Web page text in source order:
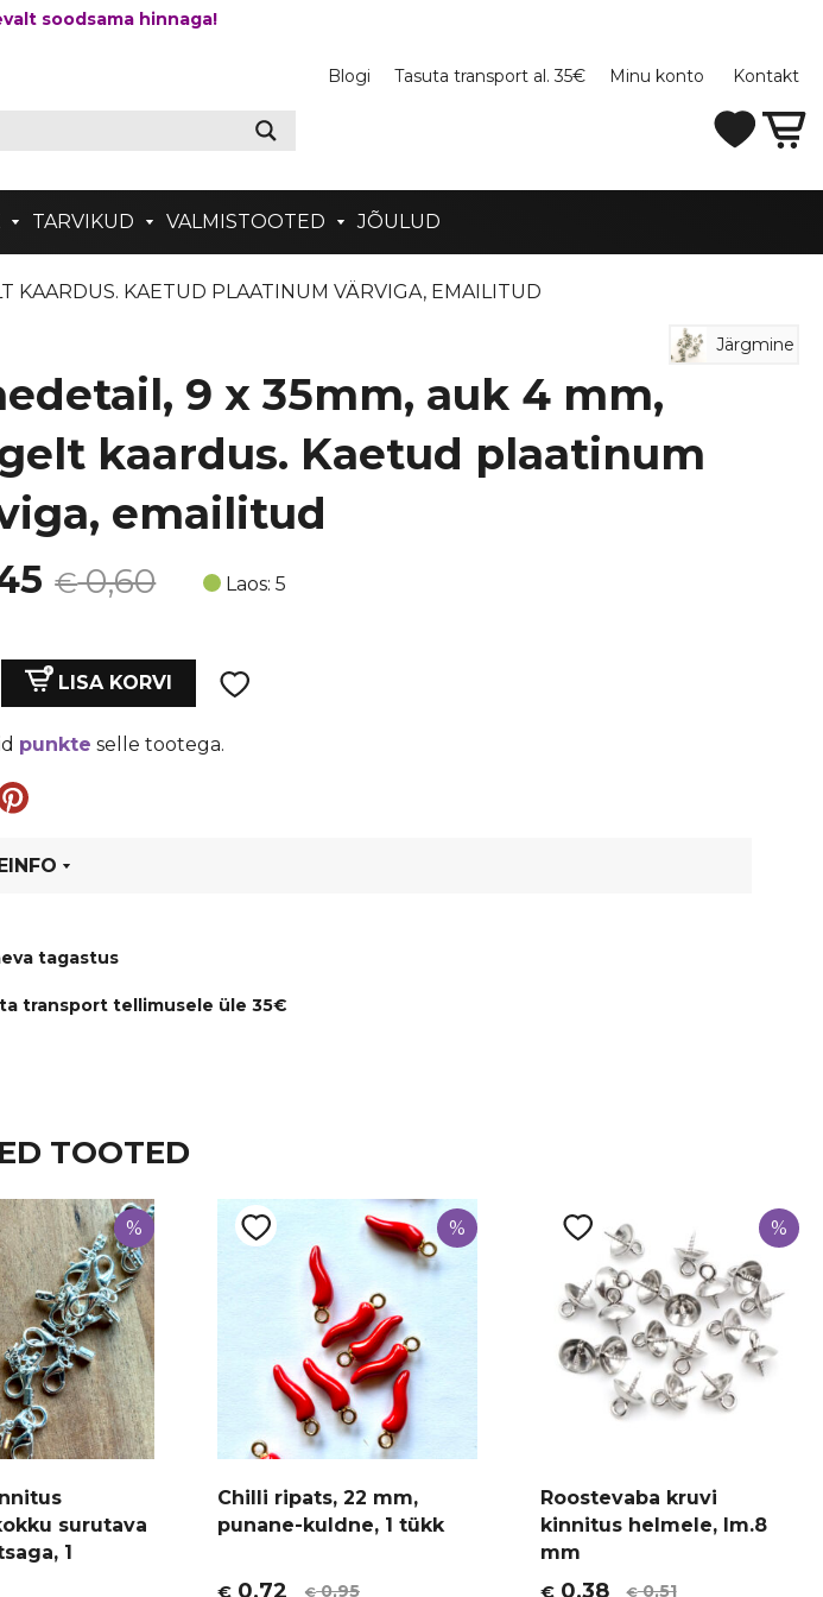
soodsama hinnaga!
Blogi Tasuta transport al. 35€ Minu konto Kontakt
TARVIKUD VALMISTOOTED JÕULUD
KAARDUS. KAETUD PLAATINUM VÄRVIGA, EMAILITUD
Järgmine
9 x 35mm, auk 4 mm,
kaardus. Kaetud plaatinum
emailitud
€0,60 Laos: 5
LISA KORVI
punkte selle tootega.
tagastus
transport tellimusele üle 35€
TOOTED
%
surutava
1
%
Chilli ripats, 22 mm,
punane-kuldne, 1 tükk
€0,95
€ 0,72
%
Roostevaba kruvi
kinnitus helmele, lm.8
mm
€0,51
€0,38